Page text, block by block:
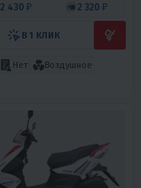
2 430 ₽ 2 320 ₽
В 1 КЛИК
Нет Воздушное